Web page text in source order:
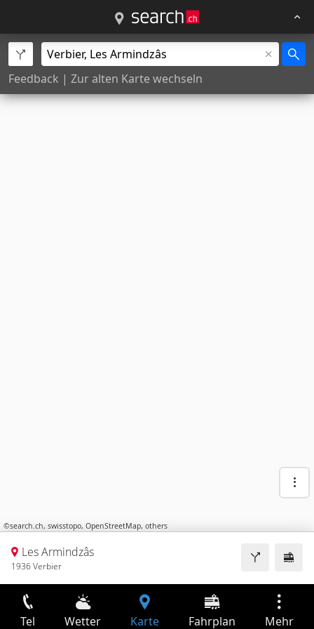
Feedback | Zur alten Karte wechseln
©search.ch, swisstopo, OpenStreetMap, others
Les Armindzâs
1936 Verbier
Tel Wetter Karte Fahrplan Mehr